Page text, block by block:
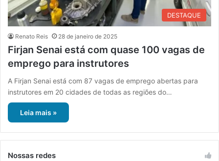
DESTAQUE
Renato Reis 28 de janeiro de 2025
Firjan Senai está com quase 100 vagas de
emprego para instrutores
A Firjan Senai está com 87 vagas de emprego abertas para
instrutores em 20 cidades de todas as regiões do…
Leia mais »
Nossas redes